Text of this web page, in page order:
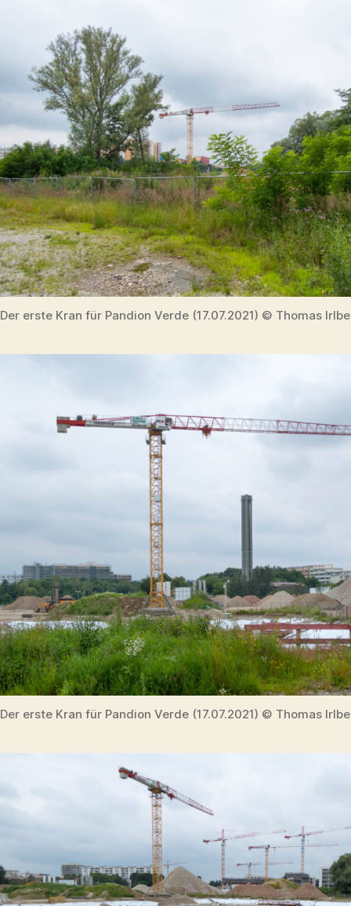
Der erste Kran für Pandion Verde (17.07.2021) © Thomas
Der erste Kran für Pandion Verde (17.07.2021) © Thomas